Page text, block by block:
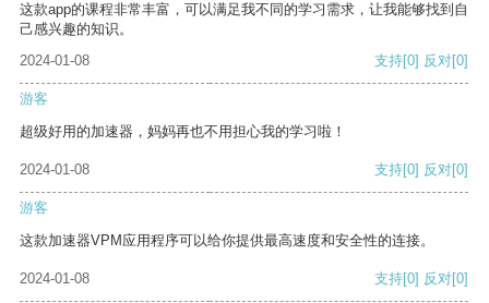
这款app的课程非常丰富，可以满足我不同的学习需求，让我能够找到自
己感兴趣的知识。
2024-01-08
支持[0] 反对[0]
游客
超级好用的加速器，妈妈再也不用担心我的学习啦！
2024-01-08 支持[0] 反对[0]
游客
这款加速器VPM应用程序可以给你提供最高速度和安全性的连接。
2024-01-08 支持[0] 反对[0]